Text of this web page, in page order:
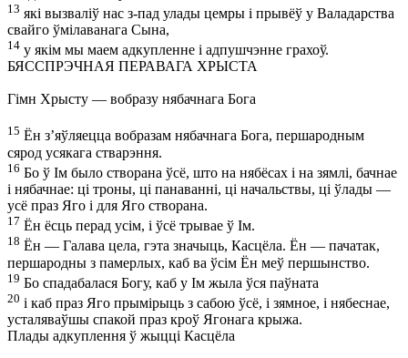
13 які вызваліў нас з-пад улады цемры і прывёў у Валадарства
свайго ўмілаванага Сына,
14 у якім мы маем адкупленне і адпушчэнне грахоў.
БЯССПРЭЧНАЯ ПЕРАВАГА ХРЫСТА
Гімн Хрысту — вобразу нябачнага Бога
15 Ён з’яўляецца вобразам нябачнага Бога, першародным
сярод усякага стварэння.
16 Бо ў Ім было створана ўсё, што на нябёсах і на зямлі, бачнае
і нябачнае: ці троны, ці панаванні, ці начальствы, ці ўлады —
усё праз Яго і для Яго створана.
17 Ён ёсць перад усім, і ўсё трывае ў Ім.
18 Ён — Галава цела, гэта значыць, Касцёла. Ён — пачатак,
першародны з памерлых, каб ва ўсім Ён меў першынство.
19 Бо спадабалася Богу, каб у Ім жыла ўся паўната
20 і каб праз Яго прымірыць з сабою ўсё, і зямное, і нябеснае,
усталяваўшы спакой праз кроў Ягонага крыжа.
Плады адкуплення ў жыцці Касцёла